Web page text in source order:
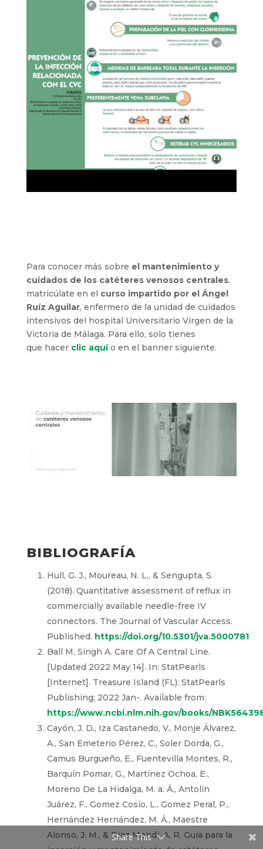
Para conocer más sobre el mantenimiento y
cuidados de los catéteres venosos centrales,
matricúlate en el curso impartido por el Ángel
Ruíz Aguilar, enfermero de la unidad de cuidados
intensivos del hospital Universitario Virgen de la
Victoria de Málaga. Para ello, solo tienes
que hacerclic aquío en el banner siguiente.
BIBLIOGRAFÍA
Hull, G. J., Moureau, N. L., & Sengupta, S.
(2018). Quantitative assessment of reflux in
commercially available needle-free IV
connectors. The Journal of Vascular Access.
Published. https://doi.org/10.5301/jva.5000781
Ball M, Singh A. Care Of A Central Line.
[Updated 2022 May 14]. In: StatPearls
[Internet]. Treasure Island (FL): StatPearls
Publishing; 2022 Jan-. Available from:
https://www.ncbi.nlm.nih.gov/books/
Cayón, J. D., Iza Castanedo, V., Monje Álvarez,
A., San Emeterio Pérez, C., Soler Dorda, G.,
Camus Burgueño, E., Fuentevilla Montes, R.,
Barquín Pomar, G., Martínez Ochoa, E.,
Moreno De La Hidalga, M. a. Á., Antolín
Juárez, F., Gomez Cosío, L., Gomez Peral, P.,
Hernández Hernández, M. Á., Maestre
Alonso, J. M., & Díaz Mendi, A. R. Guía para la
Share This